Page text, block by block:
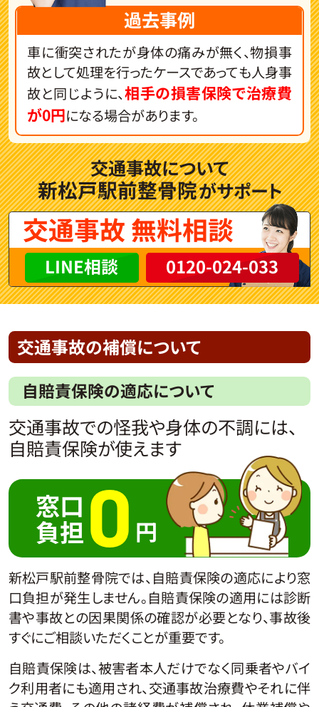
過去事例
車に衝突されたが身体の痛みが無く、物損事
故として処理を行ったケースであっても人身事
故と同じように、相手の損害保険で治療費
が0円になる場合があります。
交通事故について
新松戸駅前整骨院がサポート
交通事故 無料相談
LINE相談 0120-024-033
交通事故の補償について
自賠責保険の適応について
交通事故での怪我や身体の不調には、
自賠責保険が使えます
新松戸駅前整骨院では、自賠責保険の適応により窓
口負担が発生しません。自賠責保険の適用には診断
書や事故との因果関係の確認が必要となり、事故後
すぐにご相談いただくことが重要です。
自賠責保険は、被害者本人だけでなく同乗者やバイ
ク利用者にも適用され、交通事故治療費やそれに伴
窓口
負担 0 円